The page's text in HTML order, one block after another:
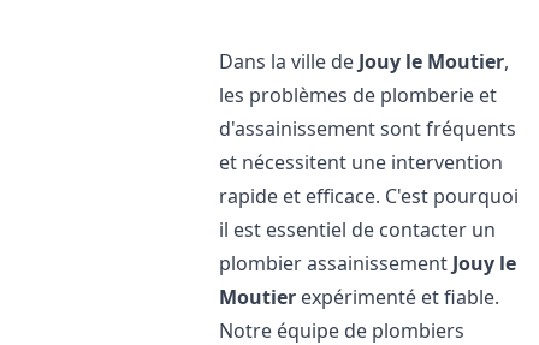
Dans la ville de Jouy le Moutier,
les problèmes de plomberie et
d'assainissement sont fréquents
et nécessitent une intervention
rapide et efficace. C'est pourquoi
il est essentiel de contacter un
plombier assainissement Jouy le
Moutier expérimenté et fiable.
Notre équipe de plombiers